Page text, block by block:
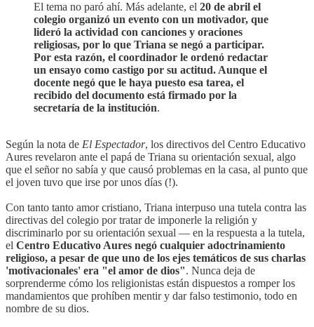
El tema no paró ahí. Más adelante, el 20 de abril el
colegio organizó un evento con un motivador, que
lideró la actividad con canciones y oraciones
religiosas, por lo que Triana se negó a participar.
Por esta razón, el coordinador le ordenó redactar
un ensayo como castigo por su actitud. Aunque el
docente negó que le haya puesto esa tarea, el
recibido del documento está firmado por la
secretaría de la institución.
Según la nota de El Espectador, los directivos del Centro Educativo
Aures revelaron ante el papá de Triana su orientación sexual, algo
que el señor no sabía y que causó problemas en la casa, al punto que
el joven tuvo que irse por unos días (!).
Con tanto tanto amor cristiano, Triana interpuso una tutela contra las
directivas del colegio por tratar de imponerle la religión y
discriminarlo por su orientación sexual — en la respuesta a la tutela,
el Centro Educativo Aures negó cualquier adoctrinamiento
religioso, a pesar de que uno de los ejes temáticos de sus charlas
'motivacionales' era "el amor de dios". Nunca deja de
sorprenderme cómo los religionistas están dispuestos a romper los
mandamientos que prohíben mentir y dar falso testimonio, todo en
nombre de su dios.